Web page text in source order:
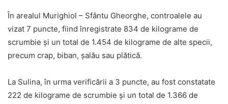
În arealul Murighiol – Sfântu Gheorghe, controalele au
vizat 7 puncte, fiind înregistrate 834 de kilograme de
scrumbie și un total de 1.454 de kilograme de alte specii,
precum crap, biban, șalău sau plătică.
La Sulina, în urma verificării a 3 puncte, au fost constatate
222 de kilograme de scrumbie și un total de 1.366 de